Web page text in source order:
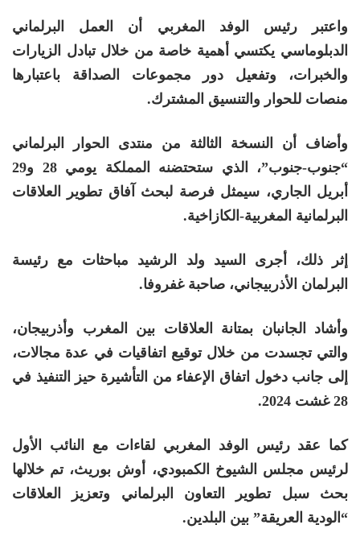
واعتبر رئيس الوفد المغربي أن العمل البرلماني
الدبلوماسي يكتسي أهمية خاصة من خلال تبادل الزيارات
والخبرات، وتفعيل دور مجموعات الصداقة باعتبارها
منصات للحوار والتنسيق المشترك.
وأضاف أن النسخة الثالثة من منتدى الحوار البرلماني
“جنوب-جنوب”، الذي ستحتضنه المملكة يومي 28 و29
أبريل الجاري، سيمثل فرصة لبحث آفاق تطوير العلاقات
البرلمانية المغربية-الكازاخية.
إثر ذلك، أجرى السيد ولد الرشيد مباحثات مع رئيسة
البرلمان الأذربيجاني، صاحبة غفروفا.
وأشاد الجانبان بمتانة العلاقات بين المغرب وأذربيجان،
والتي تجسدت من خلال توقيع اتفاقيات في عدة مجالات،
إلى جانب دخول اتفاق الإعفاء من التأشيرة حيز التنفيذ في
28 غشت 2024.
كما عقد رئيس الوفد المغربي لقاءات مع النائب الأول
لرئيس مجلس الشيوخ الكمبودي، أوش بوريث، تم خلالها
بحث سبل تطوير التعاون البرلماني وتعزيز العلاقات
“الودية العريقة” بين البلدين.